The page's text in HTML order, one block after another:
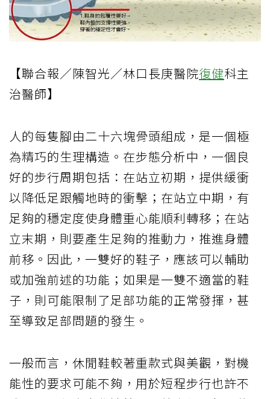
【聯合報／陳智光／林口長庚醫院復健科主
治醫師】
人的每隻腳由二十六塊骨頭組成，是一個極
為精巧的生理構造。在步態分析中，一個良
好的步行周期包括：在站立初期，提供緩衝
以降低足跟觸地時的衝擊；在站立中期，有
足夠的穩定度使身體重心能順利轉移；在站
立末期，則要產生足夠的推動力，推進身體
前移。因此，一雙好的鞋子，應該可以輔助
或加強前述的功能；如果是一雙不適當的鞋
子，則可能限制了足部功能的正常發揮，甚
至導致足部問題的發生。
一般而言，休閒鞋較著重款式與美觀，對機
能性的要求可能不夠，用於短程步行也許不